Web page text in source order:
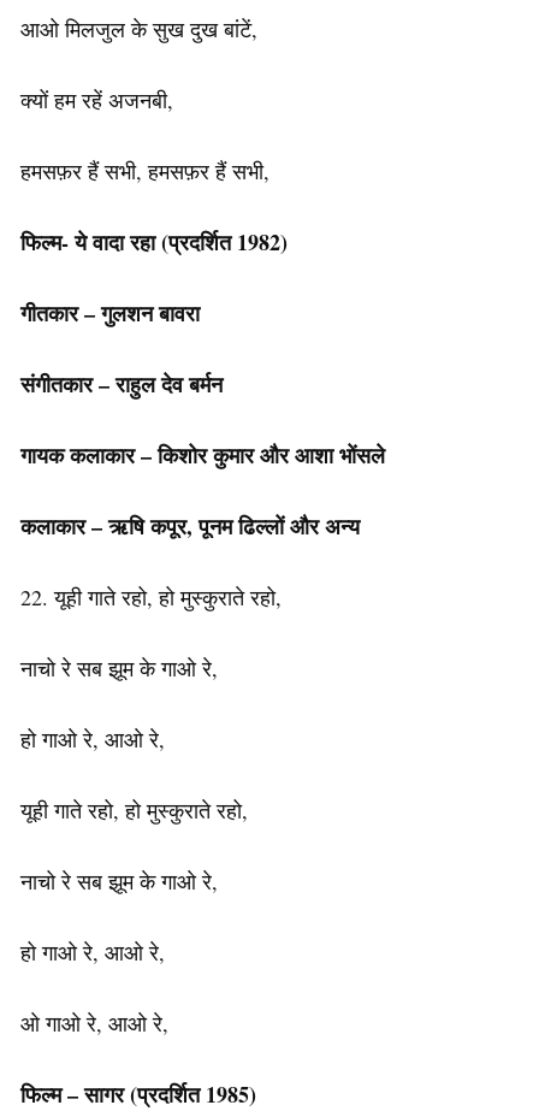
आओ मिलजुल के सुख दुख बांटें,
क्यों हम रहें अजनबी,
हमसफ़र हैं सभी, हमसफ़र हैं सभी,
फिल्म- ये वादा रहा (प्रदर्शित 1982)
गीतकार – गुलशन बावरा
संगीतकार – राहुल देव बर्मन
गायक कलाकार –किशोर कुमार और आशा भोंसले
कलाकार – ऋषि कपूर, पूनम ढिल्लों और अन्य
22. यूही गाते रहो, हो मुस्कुराते रहो,
नाचो रे सब झूम के गाओ रे,
हो गाओ रे, आओ रे,
यूही गाते रहो, हो मुस्कुराते रहो,
नाचो रे सब झूम के गाओ रे,
हो गाओ रे, आओ रे,
ओ गाओ रे, आओ रे,
फिल्म – सागर(प्रदर्शित1985)